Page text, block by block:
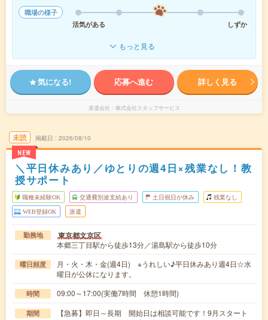
職場の様子
活気がある
しずか
もっと見る
気になる! 応募へ進む 詳しく見る
派遣会社 株式会社スタッフサービス
未読
NEW
掲載日 2026/08/10
＼平日休みあり／ゆとりの週4日×残業なし！教
授サポート
職種未経験OK 交通費別途支給あり 土日祝日が休み 残業なし
WEB登録OK 派遣
勤務地 東京都文京区
本郷三丁目駅から徒歩13分／湯島駅から徒歩10分
曜日頻度
月・火・木・金(週4日) ※うれしい♪平日休みあり週4日☆水
曜日が公休になります。
時間 09:00～17:00(実働7時間 休憩1時間)
期間
【急募】即日～長期 開始日は相談可能です！9月スタート